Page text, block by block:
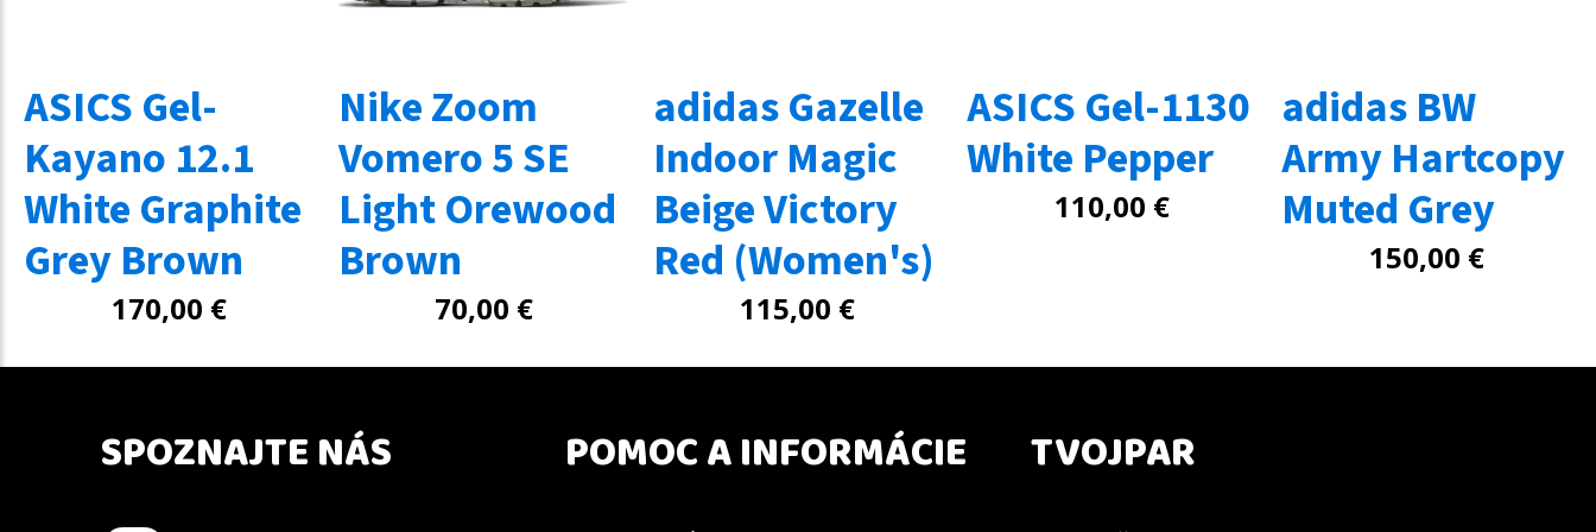
ASICS Gel-
Kayano 12.1
White Graphite
Grey Brown
170,00 €
Nike Zoom
Vomero 5 SE
Light Orewood
Brown
70,00 €
adidas Gazelle
Indoor Magic
Beige Victory
Red (Women's)
115,00 €
ASICS Gel-1130
White Pepper
110,00 €
adidas BW
Army Hartcopy
Muted Grey
150,00 €
SPOZNAJTE NÁS POMOC A INFORMÁCIE TVOJPAR